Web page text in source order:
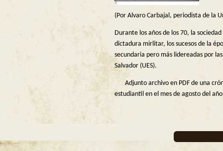
(Por Alvaro Carbajal, periodista de la
Durante los años de los 70, la
dictadura mirlitar, los sucesos de la
secundaria pero más lidereadas por
Salvador (UES).
Adjunto archivo en PDF de una
estudiantil en el mes de agosto del